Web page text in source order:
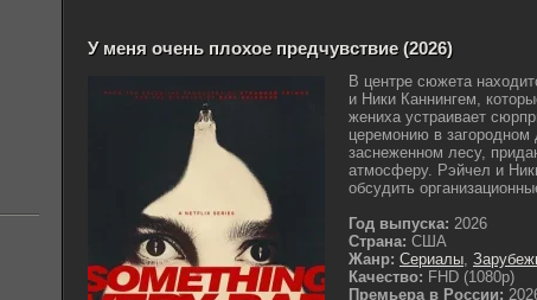
У меня очень плохое предчувствие (2026)
В центре сюжета
и Ники Каннингем,
жениха устраивает
церемонию в
заснеженном лесу,
атмосферу. Рэйчел и
обсудить
Год выпуска: 2026
Страна: США
Жанр: Сериалы,
Качество: FHD (1080p)
Премьера в России: